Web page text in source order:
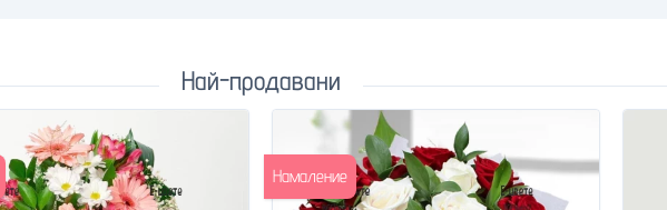
Най-продавани
Намаление